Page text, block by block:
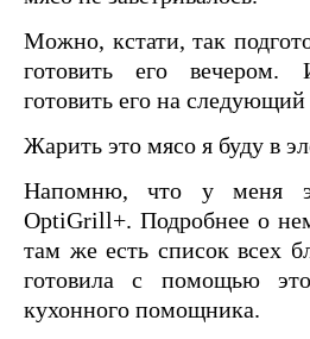
Можно, кстати, так
готовить его
готовить его на следующий
Жарить это мясо я буду в
Напомню, что у меня
OptiGrill+. Подробнее о
там же есть список всех
готовила с помощью
кухонного помощника.